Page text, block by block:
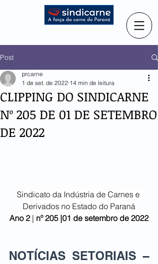
Post
CLIPPING DO SINDICARNE
Nº 205 DE 01 DE SETEMBRO
DE 2022
prcarne
1 de set. de 2022 14 min de leitura
Sindicato da Indústria de Carnes e
Derivados no Estado do Paraná
Ano 2 | nº 205 |01 de setembro de 2022
NOTÍCIAS SETORIAIS –